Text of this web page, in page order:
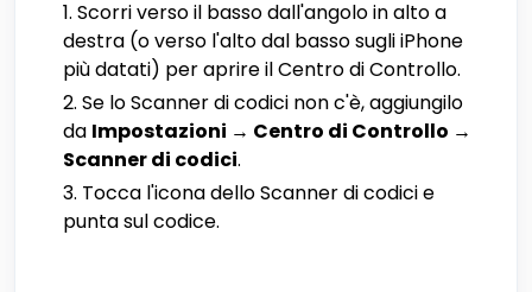
Scorri verso il basso dall'angolo in alto a
destra (o verso l'alto dal basso sugli iPhone
più datati) per aprire il Centro di Controllo.
Se lo Scanner di codici non c'è, aggiungilo
da Impostazioni → Centro di Controllo →
Scanner di codici.
Tocca l'icona dello Scanner di codici e
punta sul codice.